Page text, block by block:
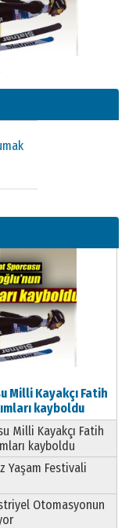
Milli Kayakçı Fatih
kayboldu
Milli Kayakçı Fatih
kayboldu
Yaşam Festivali
Otomasyonun